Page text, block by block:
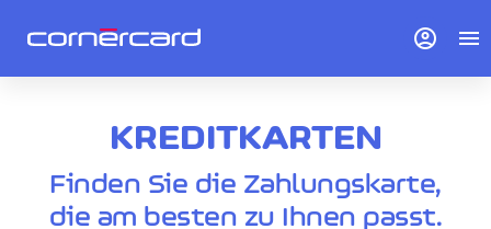
KREDITKARTEN
Finden Sie die Zahlungskarte,
die am besten zu Ihnen passt.
account_circle menu